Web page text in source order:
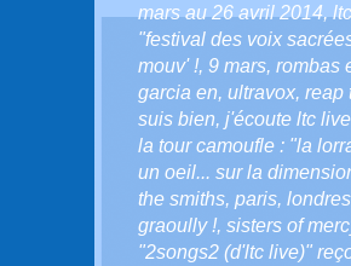
mars au 26 avril 2014,
"festival des voix
mouv' !, 9 mars, rombas
garcia en, ultravox, reap
suis bien, j'écoute ltc
la tour camoufle : "la
un oeil... sur la
the smiths, paris, londres
graoully !, sisters of
"2songs2 (d'ltc live)"